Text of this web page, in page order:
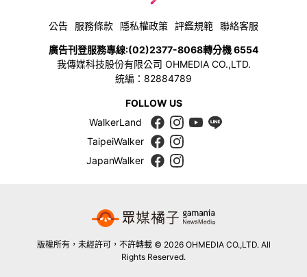
公告 服務條款 隱私權政策 評鑑規範 聯絡客服
廣告刊登服務專線:(02)2377-8068轉分機 6554
我傳媒科技股份有限公司 OHMEDIA CO.,LTD.
統編：82884789
FOLLOW US
WalkerLand
TaipeiWalker
JapanWalker
版權所有，未經許可，不許轉載 © 2026 OHMEDIA CO.,LTD. All
Rights Reserved.